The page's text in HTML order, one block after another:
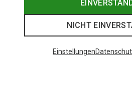
NICHT
Einstellungen